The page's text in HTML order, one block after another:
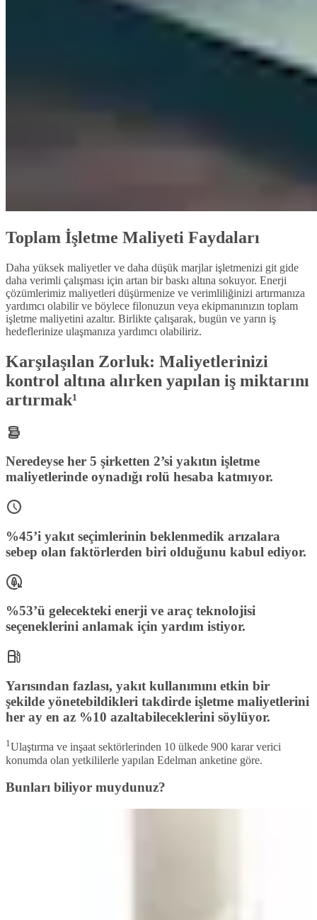
Toplam İşletme Maliyeti Faydaları
Daha yüksek maliyetler ve daha düşük marjlar işletmenizi git gide
daha verimli çalışması için artan bir baskı altına sokuyor. Enerji
çözümlerimiz maliyetleri düşürmenize ve verimliliğinizi artırmanıza
yardımcı olabilir ve böylece filonuzun veya ekipmanınızın toplam
işletme maliyetini azaltır. Birlikte çalışarak, bugün ve yarın iş
hedeflerinize ulaşmanıza yardımcı olabiliriz.
Karşılaşılan Zorluk: Maliyetlerinizi
kontrol altına alırken yapılan iş miktarını
artırmak¹
Neredeyse her 5 şirketten 2’si yakıtın işletme
maliyetlerinde oynadığı rolü hesaba katmıyor.
%45’i yakıt seçimlerinin beklenmedik arızalara
sebep olan faktörlerden biri olduğunu kabul ediyor.
%53’ü gelecekteki enerji ve araç teknolojisi
seçeneklerini anlamak için yardım istiyor.
Yarısından fazlası, yakıt kullanımını etkin bir
şekilde yönetebildikleri takdirde işletme maliyetlerini
her ay en az %10 azaltabileceklerini söylüyor.
1Ulaştırma ve inşaat sektörlerinden 10 ülkede 900 karar verici
konumda olan yetkililerle yapılan Edelman anketine göre.
Bunları biliyor muydunuz?